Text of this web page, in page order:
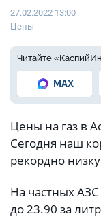
27.02.2022 13:00
Цены
Читайте
MAX
Цены на газ в
Сегодня наш
рекордно
На частных
до 23.90 за